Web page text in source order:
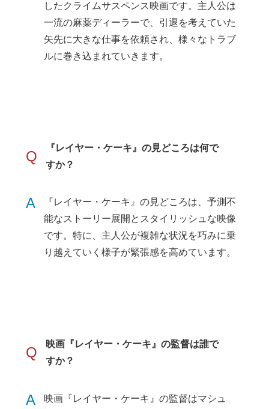
したクライムサスペンス映画です。主人公は
一流の麻薬ディーラーで、引退を考えていた
矢先に大きな仕事を依頼され、様々なトラブ
ルに巻き込まれていきます。
Q
『レイヤー・ケーキ』の見どころは何で
すか？
A
『レイヤー・ケーキ』の見どころは、予測不
能なストーリー展開とスタイリッシュな映像
です。特に、主人公が複雑な状況を巧みに乗
り越えていく様子が緊張感を高めています。
Q
映画『レイヤー・ケーキ』の監督は誰で
すか？
A
映画『レイヤー・ケーキ』の監督はマシュ